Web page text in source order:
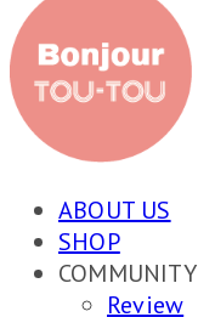
ABOUT US
SHOP
COMMUNITY
Review